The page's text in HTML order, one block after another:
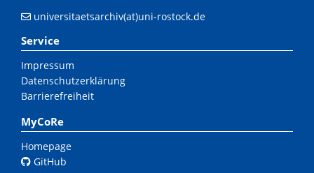
universitaetsarchiv(at)uni-rostock.de
Service
Impressum
Datenschutzerklärung
Barrierefreiheit
MyCoRe
Homepage
GitHub